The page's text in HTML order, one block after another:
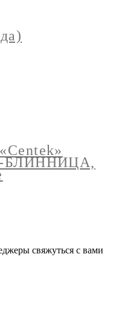
БЛИННИЦА,
свяжуться с вами